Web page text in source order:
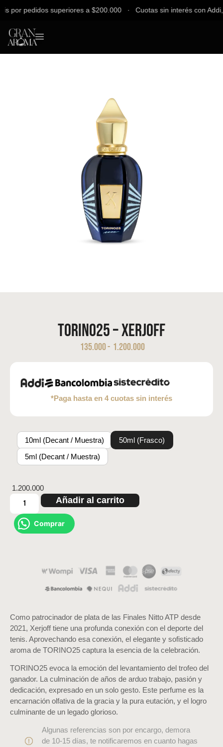
pedidos superiores a $200.000 ∙ Cuotas sin interés con Addi,
Torino25 – Xerjoff
135.000- 1.200.000
*Paga hasta en 4 cuotas sin interés
10ml (Decant / Muestra)
50ml (Frasco)
5ml (Decant / Muestra)
1.200.000
Añadir al carrito
Comprar
Como patrocinador de plata de las Finales Nitto ATP desde
2021, Xerjoff tiene una profunda conexión con el deporte del
tenis. Aprovechando esa conexión, el elegante y sofisticado
aroma de TORINO25 captura la esencia de la celebración.
TORINO25 evoca la emoción del levantamiento del trofeo del
ganador. La culminación de años de arduo trabajo, pasión y
dedicación, expresado en un solo gesto. Este perfume es la
encarnación olfativa de la gracia y la pura eutación, y el logro
culminante de un legado glorioso.
Algunas referencias son por encargo, demora
de 10-15 días, te notificaremos en cuanto hagas